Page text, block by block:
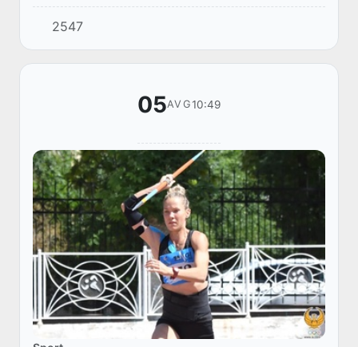
turnirlaridagi ishtirokini davom ettiradi.
2547
05AVG10:49